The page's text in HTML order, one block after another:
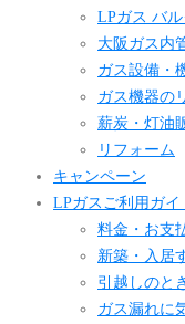
LPガス バ
大阪ガス内
ガス設備・
ガス機器の
薪炭・灯油
リフォーム
キャンペーン
LPガスご利用ガイ
料金・お支
新築・入居
引越しのと
ガス漏れに